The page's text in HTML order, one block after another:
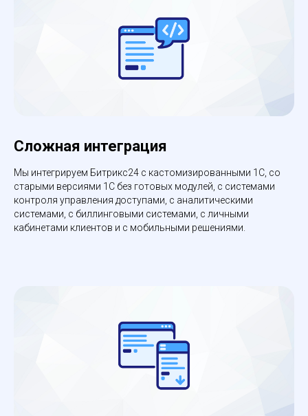
Сложная интеграция
Мы интегрируем Битрикс24 с кастомизированными 1С, со
старыми версиями 1С без готовых модулей, с системами
контроля управления доступами, с аналитическими
системами, с биллинговыми системами, с личными
кабинетами клиентов и с мобильными решениями.